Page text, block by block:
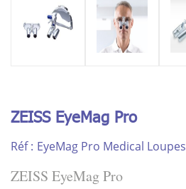
ZEISS EyeMag Pro
Réf : EyeMag Pro Medical Loupes
ZEISS EyeMag Pro